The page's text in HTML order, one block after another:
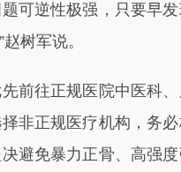
可逆性极强，只要早
树军说。
往正规医院中医科、
非正规医疗机构，务
避免暴力正骨、高强